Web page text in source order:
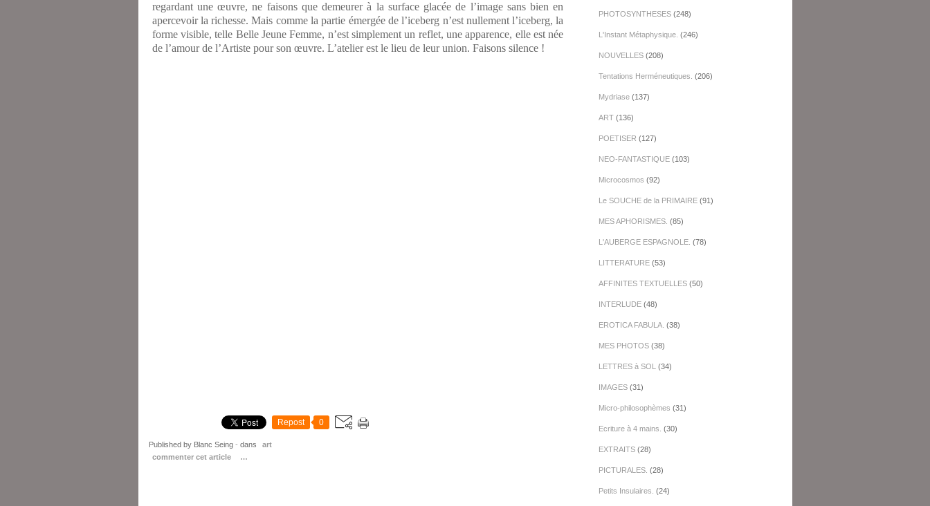
regardant une œuvre, ne faisons que demeurer à la surface glacée de l’image sans bien en
apercevoir la richesse. Mais comme la partie émergée de l’iceberg n’est nullement l’iceberg, la
forme visible, telle Belle Jeune Femme, n’est simplement un reflet, une apparence, elle est née
de l’amour de l’Artiste pour son œuvre. L’atelier est le lieu de leur union. Faisons silence !
Repost 0
Published by Blanc Seing - dans
art
commenter cet article
…
PHOTOSYNTHESES(248)
L'Instant Métaphysique. (246)
NOUVELLES(208)
Tentations Herméneutiques. (206)
Mydriase(137)
ART(136)
POETISER (127)
NEO-FANTASTIQUE(103)
Microcosmos (92)
Le SOUCHE de la PRIMAIRE(91)
MES APHORISMES. (85)
L'AUBERGE ESPAGNOLE. (78)
LITTERATURE(53)
AFFINITES TEXTUELLES(50)
INTERLUDE(48)
EROTICA FABULA. (38)
MES PHOTOS(38)
LETTRES à SOL (34)
IMAGES(31)
Micro-philosophèmes (31)
Ecriture à 4 mains. (30)
EXTRAITS(28)
PICTURALES. (28)
Petits Insulaires. (24)